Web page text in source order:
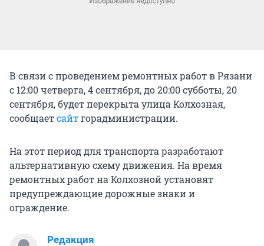
В связи с проведением ремонтных работ в Рязани
с 12:00 четверга, 4 сентября, до 20:00 субботы, 20
сентября, будет перекрыта улица Колхозная,
сообщаетсайтгорадминистрации.
На этот период для транспорта разработают
альтернативную схему движения. На время
ремонтных работ на Колхозной установят
предупреждающие дорожные знаки и
ограждение.
Редакция